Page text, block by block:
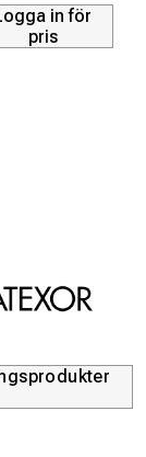
in för
pris